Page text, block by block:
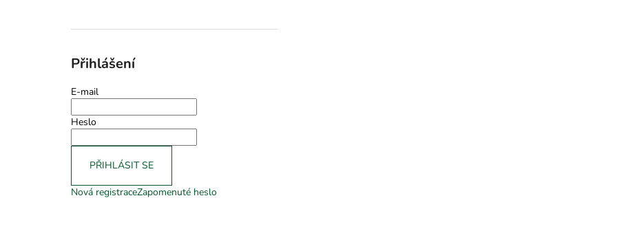
Přihlášení
E-mail
Heslo
PŘIHLÁSIT SE
Nová registraceZapomenuté heslo